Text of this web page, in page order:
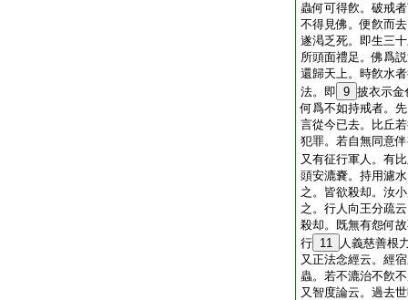
蟲何可得飮。破戒
不得見佛。便飮而
遂渇乏死。即生三
所頭面禮足。佛爲
還歸天上。時飮水
法。即 9 披衣示金
何爲不如持戒者。
言從今已去。比丘
犯罪。若自無同意
又有征行軍人。有
頭安漉嚢。持用濾
之。皆欲殺却。汝
之。行人向王分疏
殺却。既無有怨何
行 11
人義慈善根
又正法念經云。經
蟲。若不漉治不飮
又智度論云。過去